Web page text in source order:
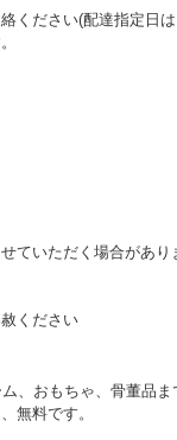
ださい(配達指定日
ていただく場合があり
ください
、おもちゃ、骨董品
無料です。